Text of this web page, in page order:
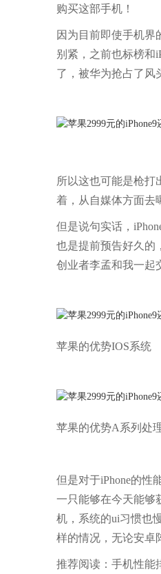
购买这部手机！
因为目前即使手机界
别紧，之前也标榜和
了，被华为抢占了风
所以这也可能是枪打
着，从自媒体方面去
但是说句实话，
也是提前预告好久的
创业者李孟和我一起
苹果的优势IOS系统
苹果的优势A系列处
但是对于iPhone的性
一只能够在今天能够
机，系统的ui习惯也
样的情况，无论安卓
推荐阅读： 手机性能